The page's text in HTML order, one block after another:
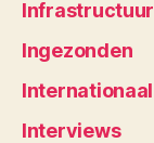
Infrastructuur
Ingezonden
Internationaal
Interviews